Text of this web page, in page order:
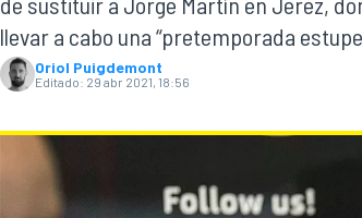
WEC
llevar a cabo una “pretemporada
Oriol Puigdemont
Editado: 29 abr 2021, 18:56